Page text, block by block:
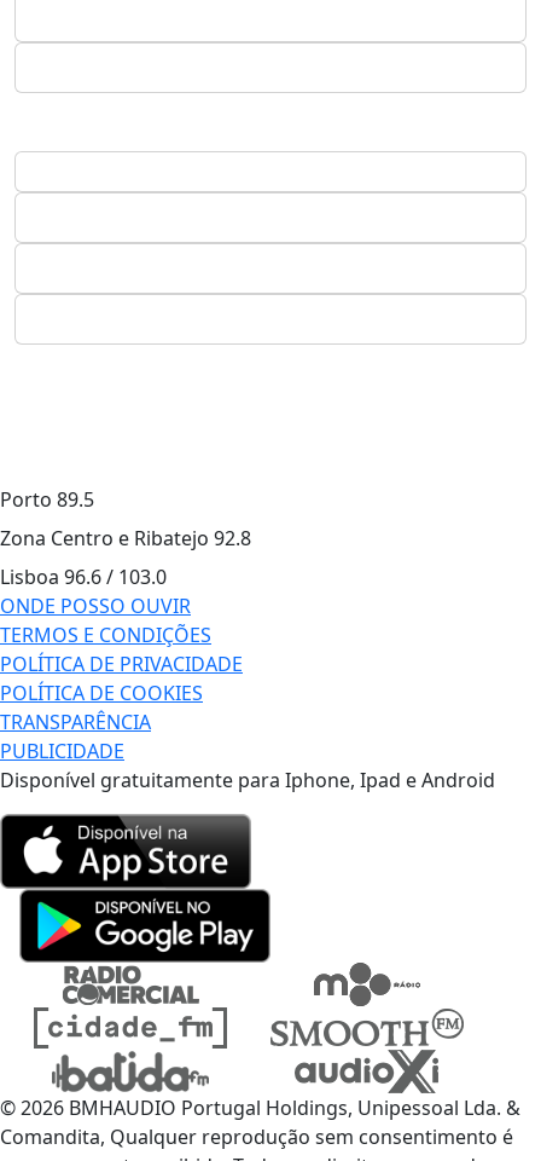
Porto 89.5
Zona Centro e Ribatejo 92.8
Lisboa 96.6 / 103.0
ONDE POSSO OUVIR
TERMOS E CONDIÇÕES
POLÍTICA DE PRIVACIDADE
POLÍTICA DE COOKIES
TRANSPARÊNCIA
PUBLICIDADE
Disponível gratuitamente para Iphone, Ipad e Android
© 2026 BMHAUDIO Portugal Holdings, Unipessoal Lda. &
Comandita, Qualquer reprodução sem consentimento é